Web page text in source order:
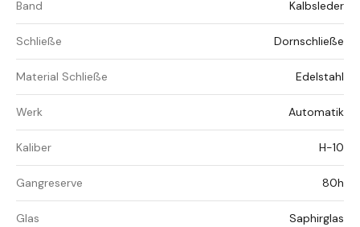
Band Kalbsleder
Schließe Dornschließe
Material Schließe Edelstahl
Werk Automatik
Kaliber H-10
Gangreserve 80h
Glas Saphirglas